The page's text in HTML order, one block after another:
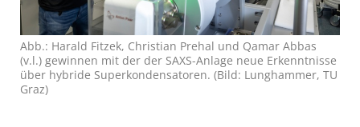
Abb.: Harald Fitzek, Christian Prehal und Qamar Abbas
(v.l.) gewinnen mit der der SAXS-Anlage neue Erkennt­nisse
über hybride Super­kondensatoren. (Bild: Lunghammer, TU
Graz)